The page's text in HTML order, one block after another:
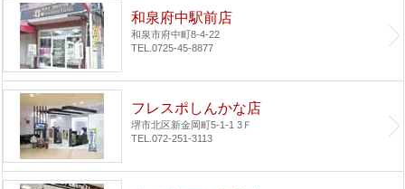
和泉府中駅前店
和泉市府中町8-4-22
TEL.0725-45-8877
フレスポしんかな店
堺市北区新金岡町5-1-1 3Ｆ
TEL.072-251-3113